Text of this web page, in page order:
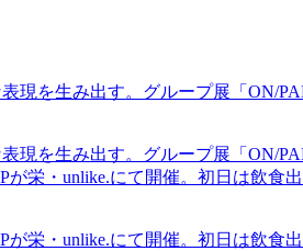
を生み出す。グループ展「ON/
を生み出す。グループ展「ON/
栄・unlike.にて開催。初日は飲食
栄・unlike.にて開催。初日は飲食